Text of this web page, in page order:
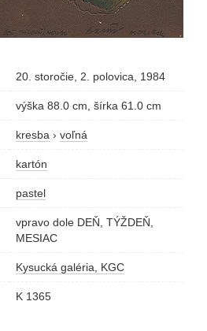
20. storočie, 2. polovica, 1984
výška 88.0 cm, šírka 61.0 cm
kresba › voľná
kartón
pastel
vpravo dole DEŇ, TÝŽDEŇ,
MESIAC
Kysucká galéria, KGC
K 1365